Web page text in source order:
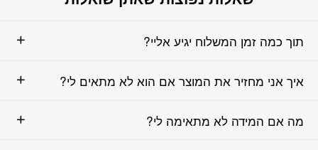
תוך כמה זמן המשלוח יגיע אליי?
איך אני מחזיר את המוצר אם הוא לא מתאים לי?
מה אם המידה לא מתאימה לי?